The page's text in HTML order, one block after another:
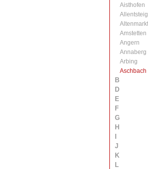
Aisthofen
Allentsteig
Amstetten
Angern
Annaberg
Arbing
Aschbach
B
D
E
F
G
H
J
K
L